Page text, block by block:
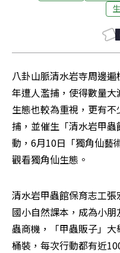
八卦山脈清水岩寺周邊
年遭人濫捕，使得數量
生態也較為重視，更有
捕，並催生「清水岩甲
動，6月10日「獨角仙藝
觀看獨角仙生態。
清水岩甲蟲館保育志工
國小自然課本，成為小
蟲商機，「甲蟲販子」
桶裝，每次行動都有近